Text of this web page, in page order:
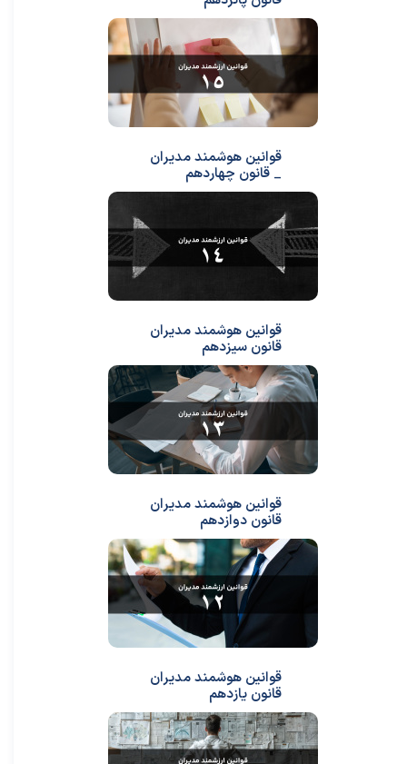
قوانین هوشمند مدیران
_ قانون چهاردهم
قوانین هوشمند مدیران
قانون سیزدهم
قوانین هوشمند مدیران
قانون دوازدهم
قوانین هوشمند مدیران
قانون یازدهم